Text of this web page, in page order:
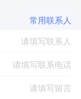
常用联系人